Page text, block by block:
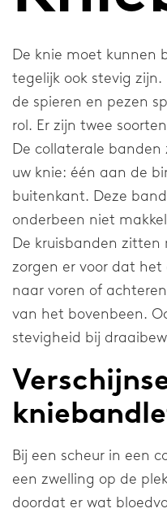
Pols
De knie moet kunnen
tegelijk ook stevig
de spieren en pezen
rol. Er zijn twee
De collaterale
uw knie: één aan de
buitenkant. Deze
onderbeen niet
De kruisbanden
zorgen er voor dat
naar voren of
van het bovenbeen.
stevigheid bij
Bij een scheur in een
een zwelling op de
doordat er wat